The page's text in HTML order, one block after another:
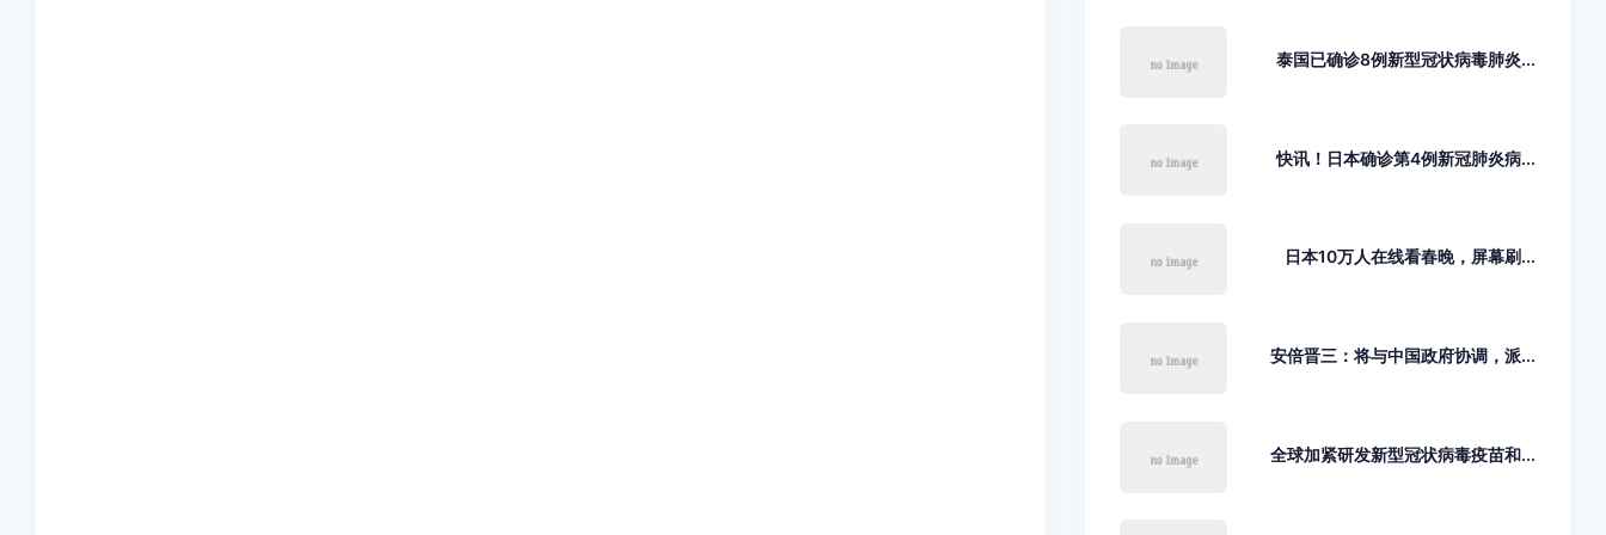
泰国已确诊8例新型冠状病毒肺炎...
快讯！日本确诊第4例新冠肺炎病...
日本10万人在线看春晚，屏幕刷...
安倍晋三：将与中国政府协调，派...
全球加紧研发新型冠状病毒疫苗和...